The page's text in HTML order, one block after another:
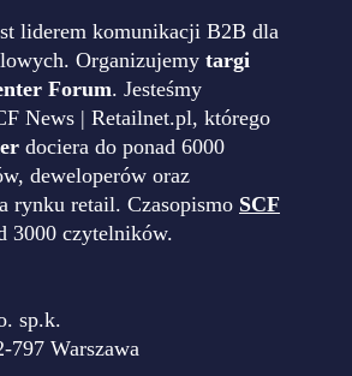
liderem komunikacji B2B dla
Organizujemy targi
Forum. Jesteśmy
News | Retailnet.pl, którego
dociera do ponad 6000
deweloperów oraz
rynku retail. Czasopismo SCF
3000 czytelników.
sp.k.
Warszawa